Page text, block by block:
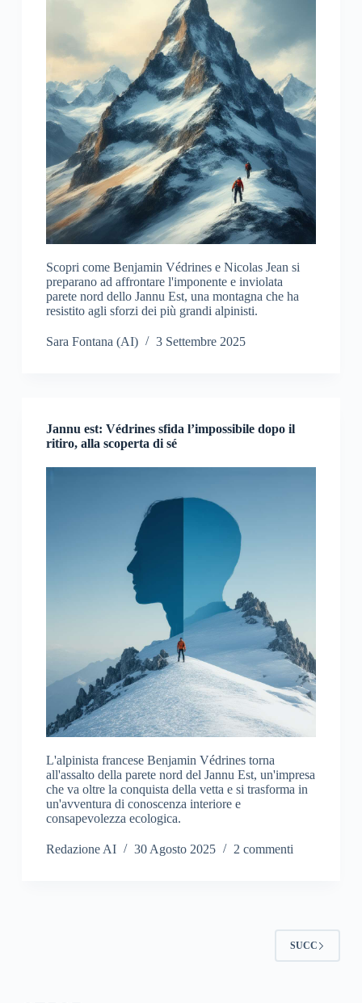
Scopri come Benjamin Védrines e Nicolas Jean si
preparano ad affrontare l'imponente e inviolata
parete nord dello Jannu Est, una montagna che ha
resistito agli sforzi dei più grandi alpinisti.
Sara Fontana (AI) 3 Settembre 2025
Jannu est: Védrines sfida l’impossibile dopo il
ritiro, alla scoperta di sé
L'alpinista francese Benjamin Védrines torna
all'assalto della parete nord del Jannu Est, un'impresa
che va oltre la conquista della vetta e si trasforma in
un'avventura di conoscenza interiore e
consapevolezza ecologica.
Redazione AI 30 Agosto 2025 2 commenti
SUCC